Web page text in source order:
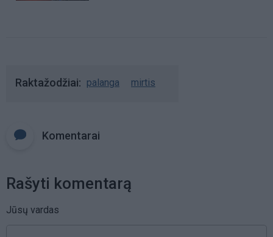
Raktažodžiai palanga mirtis
Komentarai
Rašyti komentarą
Jūsų vardas